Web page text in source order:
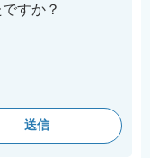
すか？